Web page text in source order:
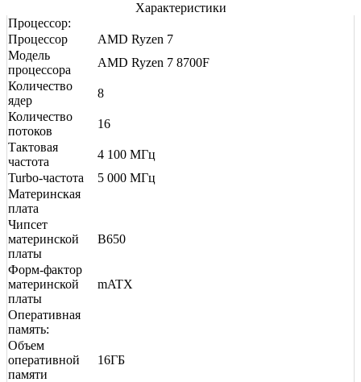
Характеристики
Процессор:
Процессор
AMD Ryzen 7
Модель
процессора
AMD Ryzen 7 8700F
Количество
ядер
8
Количество
потоков
16
Тактовая
частота
4 100 МГц
Turbo-частота
5 000 МГц
Материнская
плата
Чипсет
материнской
платы
B650
Форм-фактор
материнской
платы
mATX
Оперативная
память:
Объем
оперативной
памяти
16ГБ